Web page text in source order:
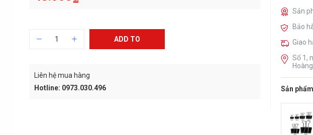
ADD TO
Liên hệ mua hàng
Hotline: 0973.030.496
Sản
Bảo
Giao
Số 1,
Sản